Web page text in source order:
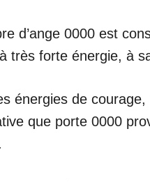
d’ange 0000 est
très forte énergie, à
énergies de
que porte 0000